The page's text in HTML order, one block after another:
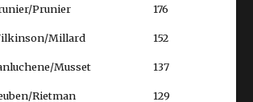
Prunier 176
Millard 152
Musset 137
Rietman 129